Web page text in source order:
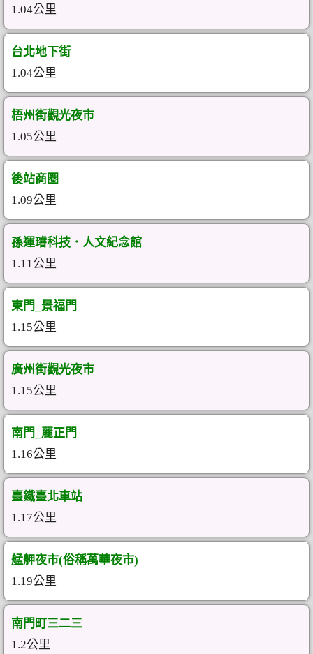
1.04公里
台北地下街
1.04公里
梧州街觀光夜市
1.05公里
後站商圈
1.09公里
孫運璿科技．人文紀念館
1.11公里
東門_景福門
1.15公里
廣州街觀光夜市
1.15公里
南門_麗正門
1.16公里
臺鐵臺北車站
1.17公里
艋舺夜市(俗稱萬華夜市)
1.19公里
南門町三二三
1.2公里